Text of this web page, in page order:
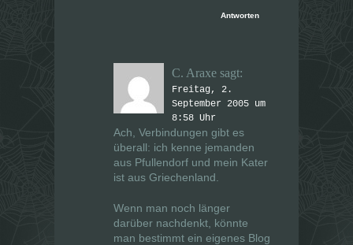
Antworten
C. Araxe sagt:
Freitag, 2.
September 2005 um
8:58 Uhr
Ach, Verbindungen gibt es
überall: ich kenne jemanden
aus Pfullendorf und mein Kater
ist aus Griechenland.
Wenn man noch länger
darüber nachdenkt, könnte
man bestimmt ein eigenes Blog